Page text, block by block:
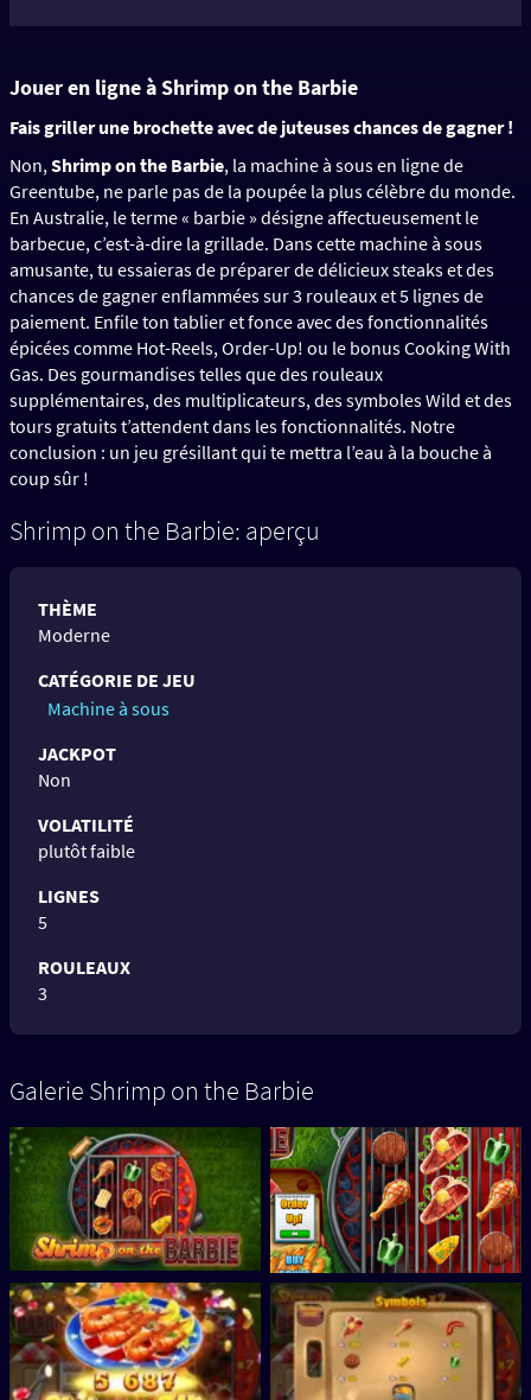
Jouer en ligne à Shrimp on the Barbie
Fais griller une brochette avec de juteuses chances de gagner !
Non,Shrimp on the Barbie, la machine à sous en ligne de
Greentube, ne parle pas de la poupée la plus célèbre du monde.
En Australie, le terme « barbie » désigne affectueusement le
barbecue, c’est-à-dire la grillade. Dans cette machine à sous
amusante, tu essaieras de préparer de délicieux steaks et des
chances de gagner enflammées sur 3 rouleaux et 5 lignes de
paiement. Enfile ton tablier et fonce avec des fonctionnalités
épicées comme Hot-Reels, Order-Up! ou le bonus Cooking With
Gas. Des gourmandises telles que des rouleaux
supplémentaires, des multiplicateurs, des symboles Wild et des
tours gratuits t’attendent dans les fonctionnalités. Notre
conclusion : un jeu grésillant qui te mettra l’eau à la bouche à
coup sûr !
Shrimp on the Barbie: aperçu
THÈME
Moderne
CATÉGORIE DE JEU
Machine à sous
JACKPOT
Non
VOLATILITÉ
plutôt faible
LIGNES
5
ROULEAUX
3
Galerie Shrimp on the Barbie